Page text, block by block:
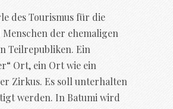
des Tourismus für die
Menschen der ehemaligen
Teilrepubliken. Ein
Ort, ein Ort wie ein
Zirkus. Es soll unterhalten
werden. In Batumi wird